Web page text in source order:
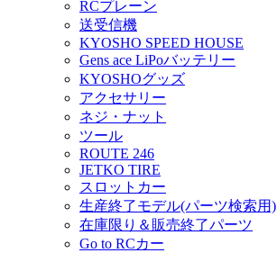
RCプレーン
送受信機
KYOSHO SPEED HOUSE
Gens ace LiPoバッテリー
KYOSHOグッズ
アクセサリー
ネジ・ナット
ツール
ROUTE 246
JETKO TIRE
スロットカー
生産終了モデル(パーツ検索用)
在庫限り＆販売終了パーツ
Go to RCカー